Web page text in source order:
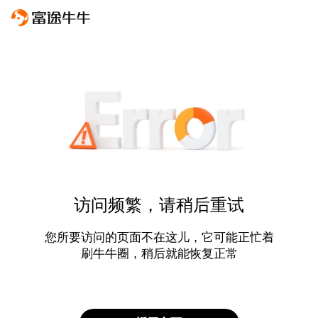
访问频繁，请稍后重试
您所要访问的页面不在这儿，它可能正忙着
刷牛牛圈，稍后就能恢复正常